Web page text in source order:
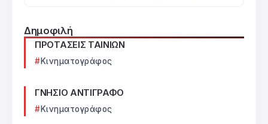
Δημοφιλή
ΠΡΟΤΑΣΕΙΣ ΤΑΙΝΙΩΝ
Κινηματογράφος
ΓΝΗΣΙΟ ΑΝΤΙΓΡΑΦΟ
Κινηματογράφος